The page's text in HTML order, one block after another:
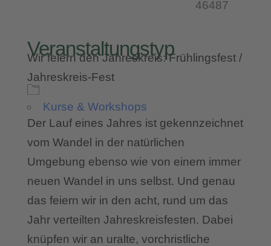
Veranstaltungstyp
Kurse & Workshops
46487
Wir feiern den Jahreskreis: Frühlingsfest /
Jahreskreis-Fest
Der Lauf eines Jahres ist gekennzeichnet
vom Wandel in der natürlichen
Umgebung ebenso wie von einem immer
neuen Wandel in uns selbst. Und genau
das feiern wir in den acht, rund um das
Jahr verteilten Jahreskreisfesten. Dabei
knüpfen wir an uralte, vorchristliche